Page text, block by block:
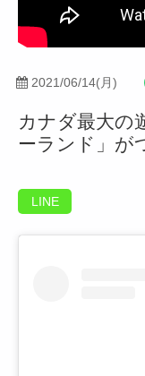
2021/06/14(月)
カナダ最大の
ーランド」が
LINE